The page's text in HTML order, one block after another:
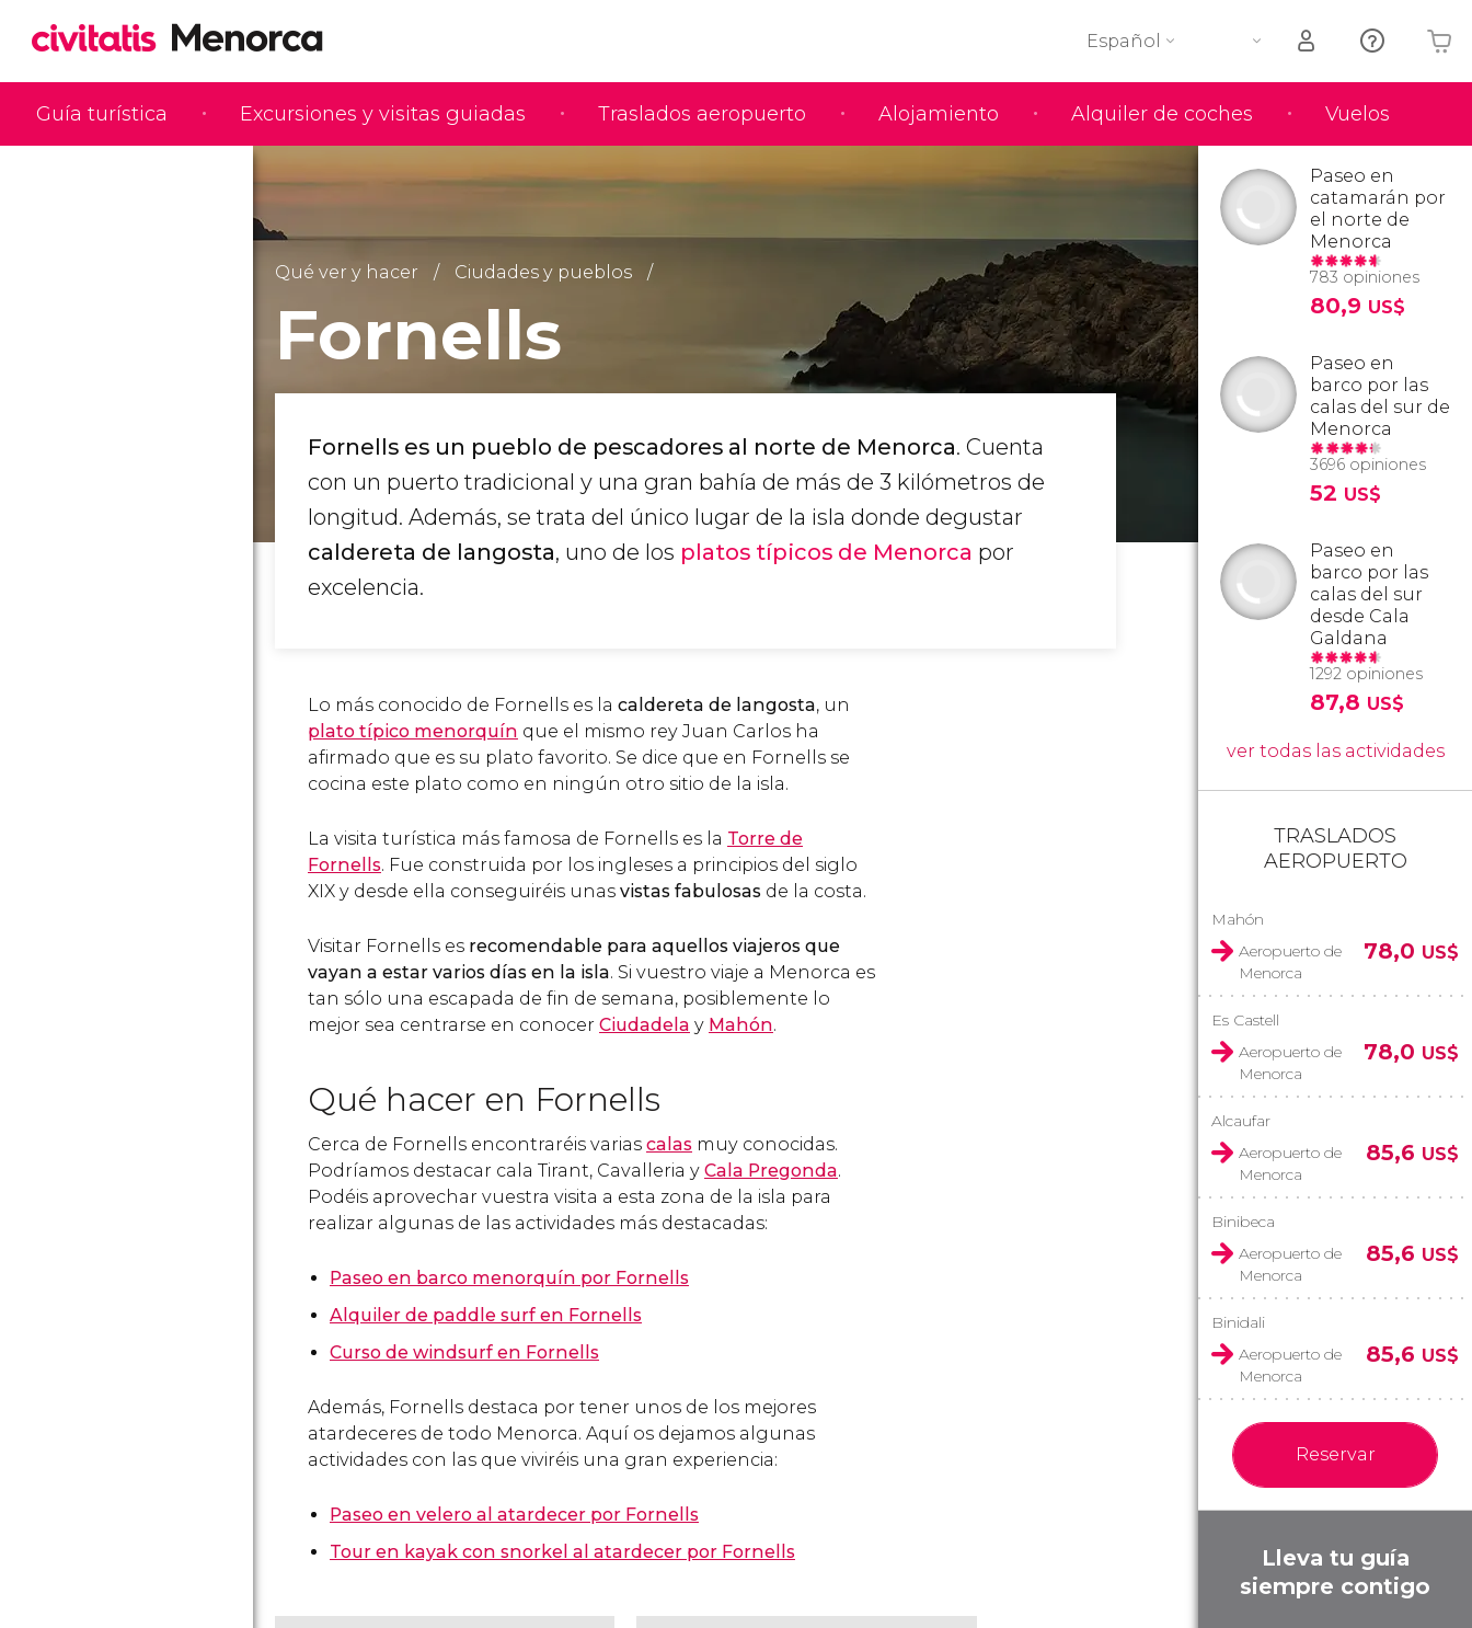
Guía turística Excursiones y visitas guiadas Traslados aeropuerto Alojamiento Alquiler de coches Vuelos
Español
Tu carrito está vacío
Qué ver y hacer Ciudades y pueblos
Fornells
Fornells es un pueblo de pescadores al norte de Menorca. Cuenta
con un puerto tradicional y una gran bahía de más de 3 kilómetros de
longitud. Además, se trata del único lugar de la isla donde degustar
caldereta de langosta, uno de los platos típicos de Menorca por
excelencia.
Lo más conocido de Fornells es la caldereta de langosta, un
plato típico menorquín que el mismo rey Juan Carlos ha
afirmado que es su plato favorito. Se dice que en Fornells se
cocina este plato como en ningún otro sitio de la isla.
La visita turística más famosa de Fornells es la Torre de
Fornells. Fue construida por los ingleses a principios del siglo
XIX y desde ella conseguiréis unas vistas fabulosas de la costa.
Visitar Fornells es recomendable para aquellos viajeros que
vayan a estar varios días en la isla. Si vuestro viaje a Menorca es
tan sólo una escapada de fin de semana, posiblemente lo
mejor sea centrarse en conocer Ciudadela y Mahón.
Qué hacer en Fornells
Cerca de Fornells encontraréis varias calas muy conocidas.
Podríamos destacar cala Tirant, Cavalleria y Cala Pregonda.
Podéis aprovechar vuestra visita a esta zona de la isla para
realizar algunas de las actividades más destacadas:
Paseo en barco menorquín por Fornells
Alquiler de paddle surf en Fornells
Curso de windsurf en Fornells
Además, Fornells destaca por tener unos de los mejores
atardeceres de todo Menorca. Aquí os dejamos algunas
actividades con las que viviréis una gran experiencia:
Paseo en velero al atardecer por Fornells
Tour en kayak con snorkel al atardecer por Fornells
Paseo en
catamarán por
el norte de
Menorca
783 opiniones
80,9 US$
Paseo en
barco por las
calas del sur de
Menorca
3696 opiniones
52 US$
Paseo en
barco por las
calas del sur
desde Cala
Galdana
1292 opiniones
87,8 US$
ver todas las actividades
TRASLADOS
AEROPUERTO
Mahón
Aeropuerto de
Menorca
78,0 US$
Es Castell
Aeropuerto de
Menorca
78,0 US$
Alcaufar
Aeropuerto de
Menorca
85,6 US$
Binibeca
Aeropuerto de
Menorca
85,6 US$
Binidali
Aeropuerto de
Menorca
85,6 US$
Reservar
Lleva tu guía
siempre contigo